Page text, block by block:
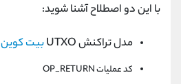
با این دو اصطلاح آشنا شوید:
مدل تراکنشUTXOبیت کوین
کد عملیاتOP_RETURN